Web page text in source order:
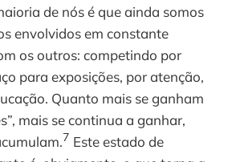
de nós é que ainda somos
envolvidos em constante
os outros: competindo por
para exposições, por atenção,
Quanto mais se ganham
mais se continua a ganhar,
7 Este estado de